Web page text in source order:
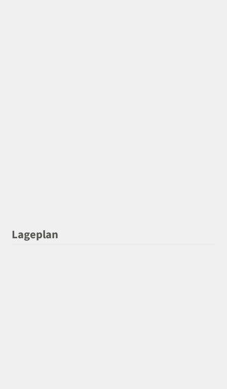
Lageplan